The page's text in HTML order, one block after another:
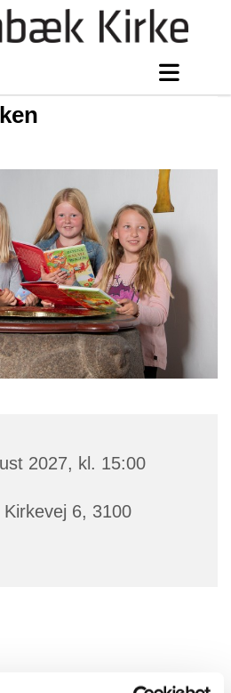
2027, kl. 15:00
6, 3100